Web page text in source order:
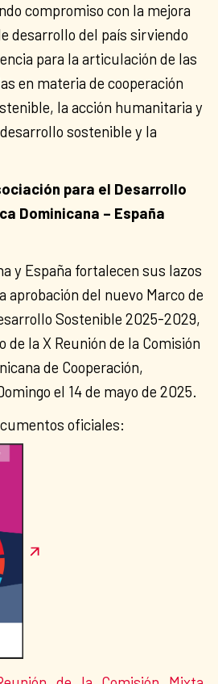
compromiso con la mejora
desarrollo del país sirviendo
para la articulación de las
en materia de cooperación
la acción humanitaria y
sostenible y la
para el Desarrollo
Dominicana – España
y España fortalecen sus lazos
aprobación del nuevo Marco de
Sostenible 2025-2029,
de la X Reunión de la Comisión
de Cooperación,
el 14 de mayo de 2025.
oficiales: